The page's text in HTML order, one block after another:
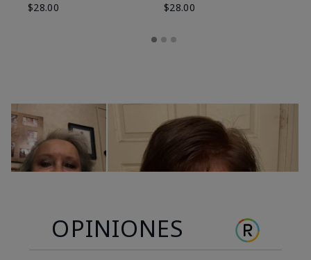
$28.00
$28.00
OPINIONES